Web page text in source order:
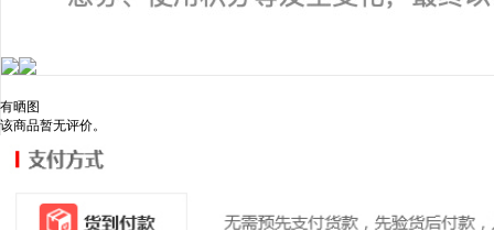
有晒图
该商品暂无评价。